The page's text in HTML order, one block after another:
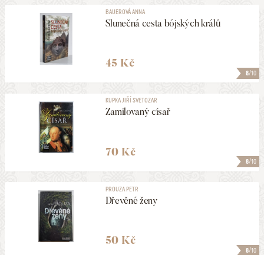
8/10
BAUEROVÁ ANNA
Slunečná cesta bójských králů
45 Kč
8/10
KUPKA JIŘÍ SVETOZAR
Zamilovaný císař
70 Kč
8/10
PROUZA PETR
Dřevěné ženy
50 Kč